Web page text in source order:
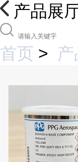
产品展
首页 >